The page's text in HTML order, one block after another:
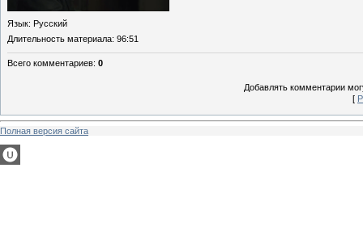
Язык: Русский
Длительность материала: 96:51
Всего комментариев: 0
Добавлять комментарии
[
Полная версия сайта